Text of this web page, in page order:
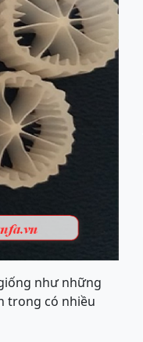
như những
trong có nhiều